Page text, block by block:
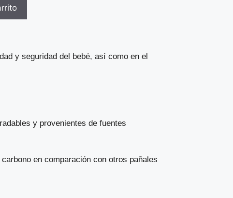
y seguridad del bebé, así como en el
y provenientes de fuentes
en comparación con otros pañales